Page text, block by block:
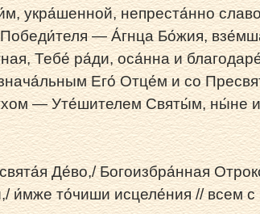
укра́шенной, непреста́нно
— А́гнца Бо́жия,
Тебе́ ра́ди, оса́нна и
Его́ Отце́м и со
— Уте́шителем Святы́м, ны́не и
Де́во,/ Богоизбра́нная
и́мже то́чиши исцеле́ния // всем